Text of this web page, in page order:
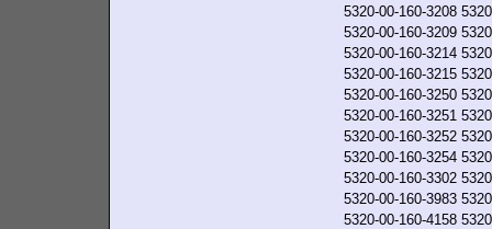
5320-00-160-3208
5320-00-160-3209
5320-00-160-3214
5320-00-160-3215
5320-00-160-3250
5320-00-160-3251
5320-00-160-3252
5320-00-160-3254
5320-00-160-3302
5320-00-160-3983
5320-00-160-4158